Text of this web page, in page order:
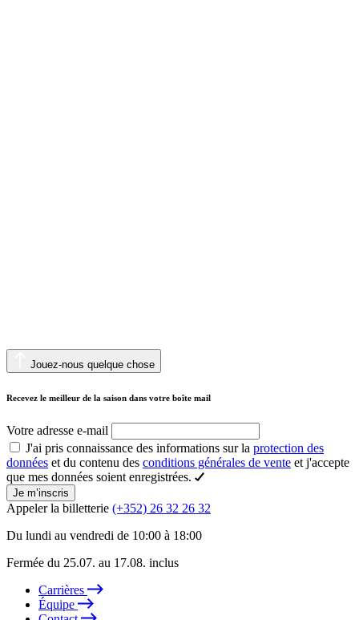
Jouez-nous quelque chose
Recevez le meilleur de la saison dans votre boîte mail
Votre adresse e-mail
J'ai pris connaissance des informations sur la protection des
données et du contenu des conditions générales de vente et j'accepte
que mes données soient enregistrées.
Je m’inscris
Appeler la billetterie (+352) 26 32 26 32
Du lundi au vendredi de 10:00 à 18:00
Fermée du 25.07. au 17.08. inclus
Carrières
Équipe